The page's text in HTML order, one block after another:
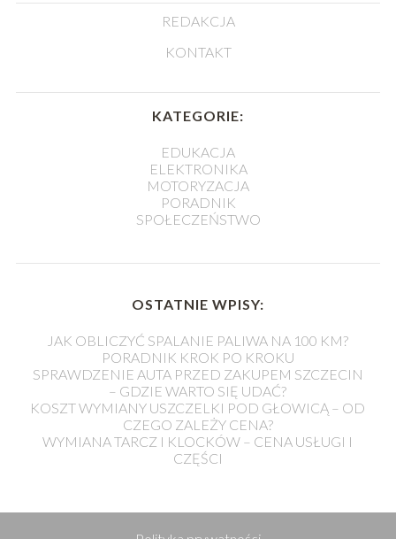
REDAKCJA
KONTAKT
KATEGORIE:
EDUKACJA
ELEKTRONIKA
MOTORYZACJA
PORADNIK
SPOŁECZEŃSTWO
OSTATNIE WPISY:
JAK OBLICZYĆ SPALANIE PALIWA NA 100 KM?
PORADNIK KROK PO KROKU
SPRAWDZENIE AUTA PRZED ZAKUPEM SZCZECIN
– GDZIE WARTO SIĘ UDAĆ?
KOSZT WYMIANY USZCZELKI POD GŁOWICĄ – OD
CZEGO ZALEŻY CENA?
WYMIANA TARCZ I KLOCKÓW – CENA USŁUGI I
CZĘŚCI